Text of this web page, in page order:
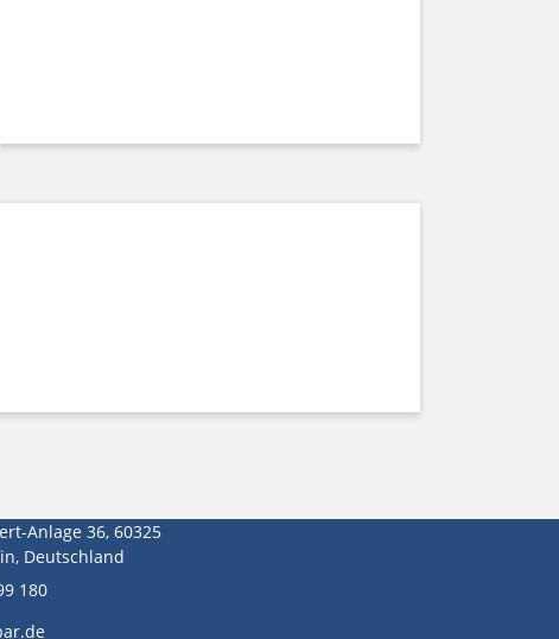
Anlage 36, 60325
Deutschland
180